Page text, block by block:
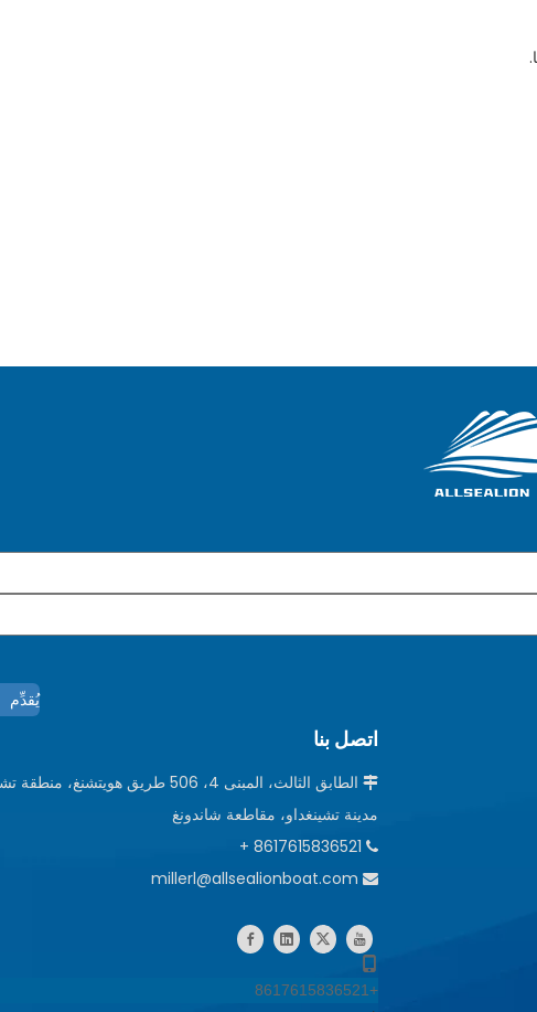
يُقدِّم
اتصل بنا

الطابق الثالث، المبنى 4، 506 طريق هويتشنغ،
مدينة تشينغداو، مقاطعة شاندونغ

8617615836521 +

millerl@allsealionboat.com
+8617615836521